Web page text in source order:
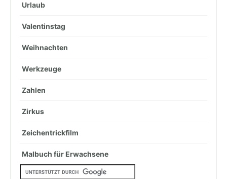
Urlaub
Valentinstag
Weihnachten
Werkzeuge
Zahlen
Zirkus
Zeichentrickfilm
Malbuch für Erwachsene